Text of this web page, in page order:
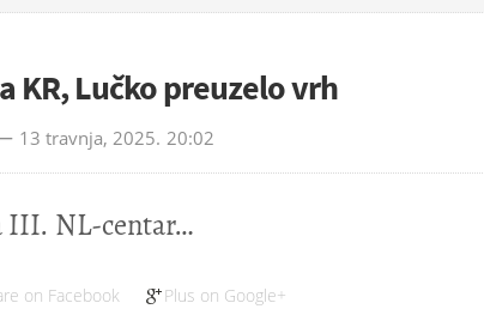
KR, Lučko preuzelo vrh
13 travnja, 2025. 20:02
III. NL-centar
on Facebook Plus on Google+